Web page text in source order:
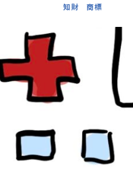
知財 商標